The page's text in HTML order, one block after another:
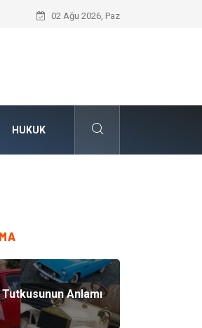
Numaralarla Boyama Kitleri ile
02 Ağu 2026, Paz
HUKUK
Anlamı